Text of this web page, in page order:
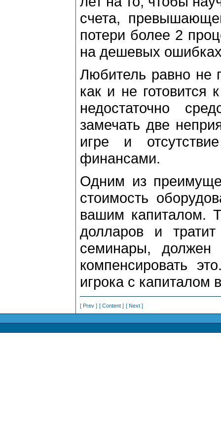
счета,
потери более 2
на дешевых
Любитель равно не
как и не готовится
недостаточно
замечать две
игре и
финансами.
Одним из
стоимость
вашим капиталом.
долларов и
семинары, должен
компенсировать
игрока с капиталом
[ Prev ] [ Content ] [ Next ]